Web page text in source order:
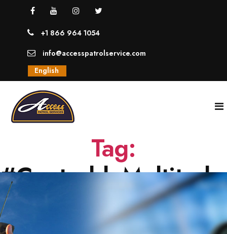
+1 866 964 1054
info@accesspatrolservice.com
English
NOSOTROS
Tag: